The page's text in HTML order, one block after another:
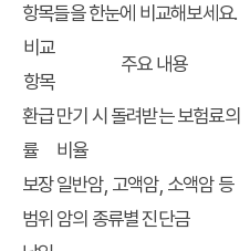
항목들을 한눈에 비교해보세요.
비교
항목
주요 내용
환급
률
만기 시 돌려받는 보험료의
비율
보장
범위
일반암, 고액암, 소액암 등
암의 종류별 진단금